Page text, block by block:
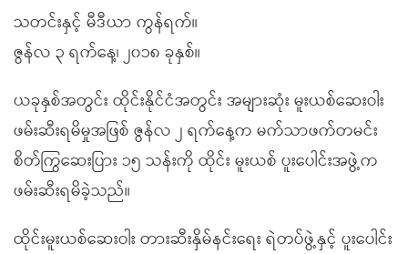
သတင်းနှင့် မီဒီယာ ကွန်ရက်။
ဇွန်လ ၃ ရက်နေ့၊ ၂၀၁၈ ခုနှစ်။
ယခုနှစ်အတွင်း ထိုင်းနိုင်ငံအတွင်း အများဆုံး မူးယစ်ဆေးဝါး
ဖမ်းဆီးရမိမှုအဖြစ် ဇွန်လ ၂ ရက်နေ့က မက်သာဖက်တမင်း
စိတ်ကြွဆေးပြား ၁၅ သန်းကို ထိုင်း မူးယစ် ပူးပေါင်းအဖွဲ့က
ဖမ်းဆီးရမိခဲ့သည်။
ထိုင်းမူးယစ်ဆေးဝါး တားဆီးနှိမ်နင်းရေး ရဲတပ်ဖွဲ့နှင့် ပူးပေါင်း